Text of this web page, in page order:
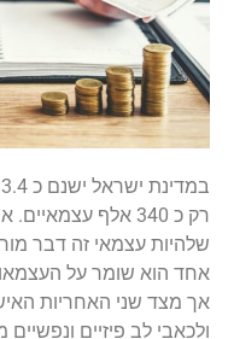
רק כ 340 אלף
שלהיות עצמאי זה דבר
אחד הוא שומר על
אך מצד שני האחריות
ולכאבי לב פיזיים